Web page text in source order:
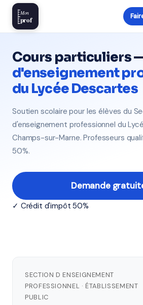
Mon
prof
Cours particuliers
d'enseignement
du Lycée Descartes
Soutien scolaire pour les élèves du
d'enseignement professionnel du
Champs-sur-Marne. Professeurs
50%.
Demande
✓ Crédit d'impôt 50%
SECTION D ENSEIGNEMENT
PROFESSIONNEL · ÉTABLISSEMENT
PUBLIC